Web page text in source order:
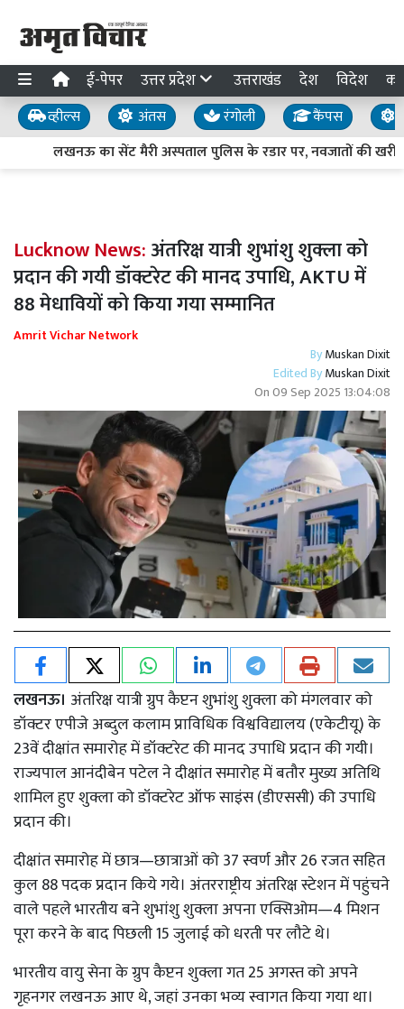
ई-पेपर उत्तर प्रदेश उत्तराखंड देश विदेश
व्हील्स अंतस रंगोली कैंपस
लखनऊ का सेंट मैरी अस्पताल पुलिस के रडार पर, नवजातों की
Lucknow News:अंतरिक्ष यात्री शुभांशु शुक्ला को
प्रदान की गयी डॉक्टरेट की मानद उपाधि, AKTU में
88 मेधावियों को किया गया सम्मानित
Amrit Vichar Network
ByMuskan Dixit
Edited ByMuskan Dixit
On09 Sep 2025 13:04:08
लखनऊ। अंतरिक्ष यात्री ग्रुप कैप्टन शुभांशु शुक्ला को मंगलवार को
डॉक्टर एपीजे अब्दुल कलाम प्राविधिक विश्वविद्यालय (एकेटीयू) के
23वें दीक्षांत समारोह में डॉक्टरेट की मानद उपाधि प्रदान की गयी।
राज्यपाल आनंदीबेन पटेल ने दीक्षांत समारोह में बतौर मुख्य अतिथि
शामिल हुए शुक्ला को डॉक्टरेट ऑफ साइंस (डीएससी) की उपाधि
प्रदान की।
दीक्षांत समारोह में छात्र—छात्राओं को 37 स्वर्ण और 26 रजत सहित
कुल 88 पदक प्रदान किये गये। अंतरराष्ट्रीय अंतरिक्ष स्टेशन में पहुंचने
वाले पहले भारतीय बने शुभांशु शुक्ला अपना एक्सिओम—4 मिशन
पूरा करने के बाद पिछली 15 जुलाई को धरती पर लौटे थे।
भारतीय वायु सेना के ग्रुप कैप्टन शुक्ला गत 25 अगस्त को अपने
गृहनगर लखनऊ आए थे, जहां उनका भव्य स्वागत किया गया था।